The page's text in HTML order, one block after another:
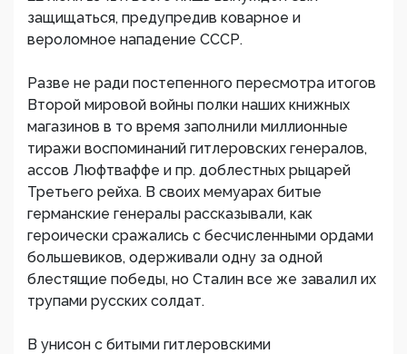
защищаться, предупредив коварное и
вероломное нападение СССР.
Разве не ради постепенного пересмотра итогов
Второй мировой войны полки наших книжных
магазинов в то время заполнили миллионные
тиражи воспоминаний гитлеровских генералов,
ассов Люфтваффе и пр. доблестных рыцарей
Третьего рейха. В своих мемуарах битые
германские генералы рассказывали, как
героически сражались с бесчисленными ордами
большевиков, одерживали одну за одной
блестящие победы, но Сталин все же завалил их
трупами русских солдат.
В унисон с битыми гитлеровскими